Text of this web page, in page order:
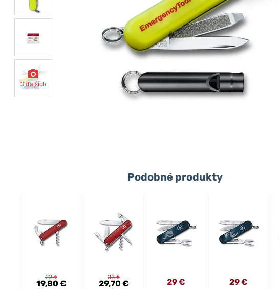
3 ďalších
Podobné produkty
22 €
19,80 €
33 €
29,70 € 29 € 29 €